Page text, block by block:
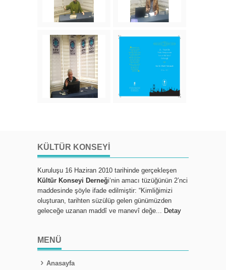
KÜLTÜR KONSEYI
Kuruluşu 16 Haziran 2010 tarihinde gerçekleşen
Kültür Konseyi Derneği‘nin amacı tüzüğünün 2’nci
maddesinde şöyle ifade edilmiştir: “Kimliğimizi
oluşturan, tarihten süzülüp gelen günümüzden
geleceğe uzanan maddî ve manevî değe... Detay
MENÜ
Anasayfa